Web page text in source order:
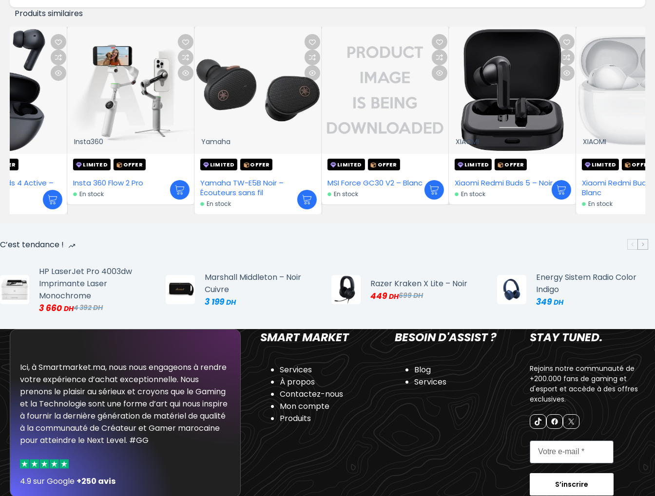
Produits similaires
Insta360
OFFER
Insta 360 Flow 2 Pro
En stock
OFFER
Yamaha TW-E5B Noir –
Écouteurs sans fil
En stock
OFFER
MSI Force GC30 V2 – Blanc
En stock
OFFER
Xiaomi Redmi Buds 5 – Noir
En stock
OFFER
Xiaomi Redmi Buds 5 Pro –
En stock
C’est tendance !
HP LaserJet Pro 4003dw
Imprimante Laser
Monochrome
4 392
3 660
Marshall Middleton – Noir
Cuivre
3 199
Razer Kraken X Lite – Noir
699
449
Energy Sistem Radio Color
Indigo
349
Ici, à Smartmarket.ma, nous nous engageons à rendre
votre expérience d’achat exceptionnelle. Nous
prenons le plaisir au sérieux et croyons que le Gaming
et la Technologie sont une forme d’art qui nous inspire
à fournir la dernière génération de matériel de qualité
à la communauté de Créateur et Gamer marocaine
pour atteindre le Next Level. #GG
4.9 sur Google +250 avis
SMART MARKET
Services
À propos
Contactez-nous
Mon compte
Produits
BESOIN D'ASSIST ?
Blog
Services
STAY TUNED.
Rejoins notre communauté de
+200.000 fans de gaming et
d'esport et accède à des offres
exclusives.
S’inscrire